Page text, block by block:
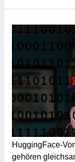
HuggingFace-
gehören